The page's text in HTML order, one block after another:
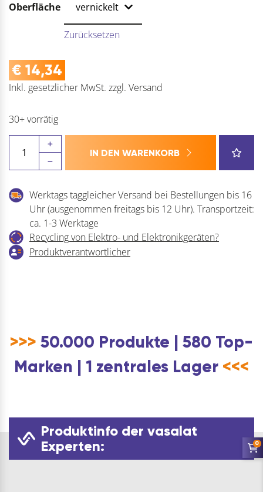
Oberfläche
Zurücksetzen
€ 14,34
Inkl. gesetzlicher MwSt. zzgl. Versand
30+ vorrätig
Kreuzmontageplatte
Schwerlast
Menge
IN DEN WARENKORB
Werktags taggleicher Versand bei Bestellungen bis 16
Uhr (ausgenommen freitags bis 12 Uhr). Transportzeit:
ca. 1-3 Werktage
Recycling von Elektro- und Elektronikgeräten?
Produktverantwortlicher
>>> 50.000 Produkte | 580 Top-
Marken | 1 zentrales Lager <<<
Produktinfo der vasalat
Experten:
0